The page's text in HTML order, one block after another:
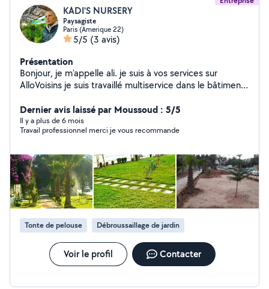
KADI'S NURSERY
Paysagiste
Paris (Amerique 22)
5/5 (3 avis)
Présentation
Bonjour, je m'appelle ali. je suis à vos services sur
AlloVoisins je suis travaillé multiservice dans le bâtiment
Dernier avis laissé par Moussoud : 5/5
Il y a plus de 6 mois
Travail professionnel merci je vous recommande
Tonte de pelouse Débroussaillage de jardin
Voir le profil Contacter